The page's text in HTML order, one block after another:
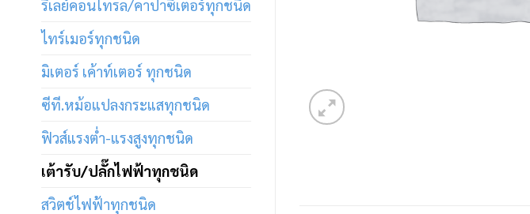
รีเลย์คอนโทรล/คาปาซิเตอร์ทุกชนิด
ไทร์เมอร์ทุกชนิด
มิเตอร์ เค้าท์เตอร์ ทุกชนิด
ซีที.หม้อแปลงกระแสทุกชนิด
ฟิวส์แรงต่ำ-แรงสูงทุกชนิด
เต้ารับ/ปลั๊กไฟฟ้าทุกชนิด
สวิตช์ไฟฟ้าทุกชนิด